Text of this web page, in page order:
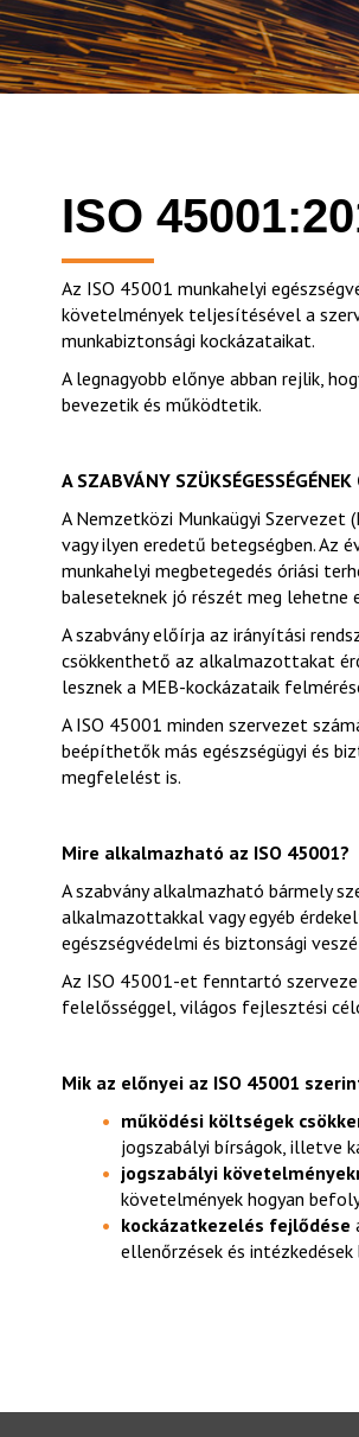
ISO
Az ISO 45001 munkahelyi
követelmények teljesítésével a
munkabiztonsági kockázataikat.
A legnagyobb előnye abban rejlik,
bevezetik és működtetik.
A SZABVÁNY SZÜKSÉGESSÉGÉNEK
A Nemzetközi Munkaügyi Szervezet
vagy ilyen eredetű betegségben.
munkahelyi megbetegedés óriási
baleseteknek jó részét meg
A szabvány előírja az irányítási
csökkenthető az alkalmazottakat
lesznek a MEB-kockázataik
A ISO 45001 minden szervezet
beépíthetők más egészségügyi és
megfelelést is.
Mire alkalmazható az ISO 45001?
A szabvány alkalmazható bármely
alkalmazottakkal vagy egyéb
egészségvédelmi és biztonsági
Az ISO 45001-et fenntartó
felelősséggel, világos fejlesztési
Mik az előnyei az ISO 45001
működési költségek
jogszabályi bírságok, illetve
jogszabályi
követelmények hogyan
kockázatkezelés fejlődése
ellenőrzések és